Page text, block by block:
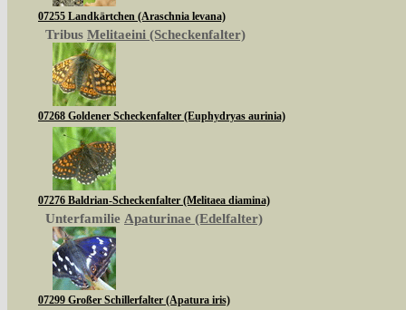
07255 Landkärtchen (Araschnia levana)
Tribus Melitaeini (Scheckenfalter)
07268 Goldener Scheckenfalter (Euphydryas aurinia)
07276 Baldrian-Scheckenfalter (Melitaea diamina)
Unterfamilie Apaturinae (Edelfalter)
07299 Großer Schillerfalter (Apatura iris)